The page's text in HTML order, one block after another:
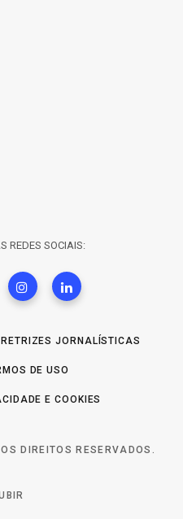
REDES SOCIAIS:
JORNALÍSTICAS
DE USO
E COOKIES
DIREITOS RESERVADOS.